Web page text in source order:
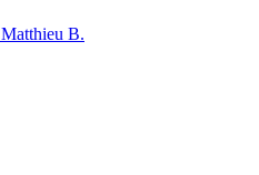
Matthieu B.